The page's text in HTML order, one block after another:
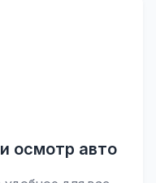
осмотр авто